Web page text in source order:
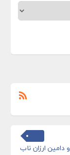
ارزان ناب